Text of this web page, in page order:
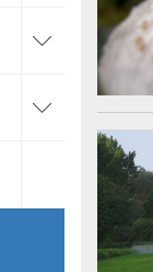
alle
sotto
alle
sotto